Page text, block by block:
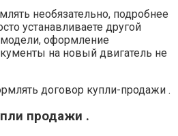
необязательно, подробнее
устанавливаете другой
модели, оформление
на новый двигатель не
договор купли-продажи .
продажи .